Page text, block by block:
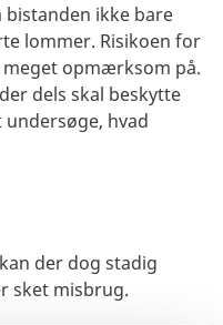
ikke bare
lommer. Risikoen for
opmærksom på.
dels skal beskytte
hvad
der dog stadig
sket misbrug.